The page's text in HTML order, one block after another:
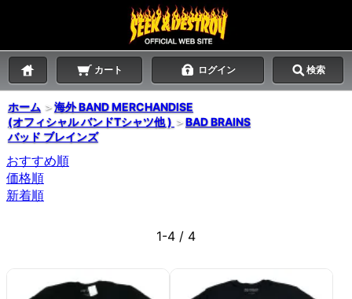
カート ログイン 検索
ホーム ＞海外 BAND MERCHANDISE
(オフィシャル バンドTシャツ他 ) ＞BAD BRAINS
バッド ブレインズ
おすすめ順
価格順
新着順
1-4 / 4